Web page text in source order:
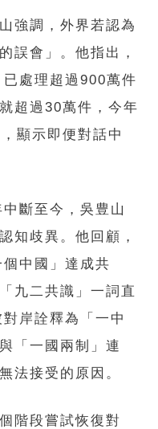
強調，外界若認為
誤會」。他指出，
處理超過900萬件
超過30萬件，今年
顯示即便對話中
斷至今，吳豊山
知歧異。他回顧，
中國」達成共
九二共識」一詞直
岸詮釋為「一中
「一國兩制」連
法接受的原因。
階段嘗試恢復對